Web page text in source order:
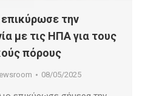
την
με τις ΗΠΑ για τους
πόρους
08/05/2025